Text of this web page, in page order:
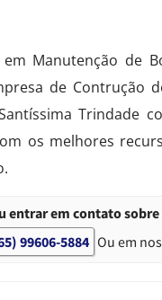
Manutenção de
de
Trindade
os melhores
entrar em contato
99606-5884 Ou em